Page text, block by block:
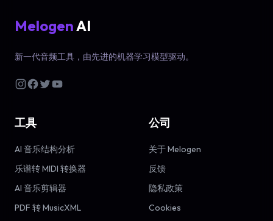
MelogenAI
新一代音频工具，由先进的机器学习模型驱动。
工具
AI 音乐结构分析
乐谱转 MIDI 转换器
AI 音乐剪辑器
PDF 转 MusicXML
公司
关于 Melogen
反馈
隐私政策
Cookies